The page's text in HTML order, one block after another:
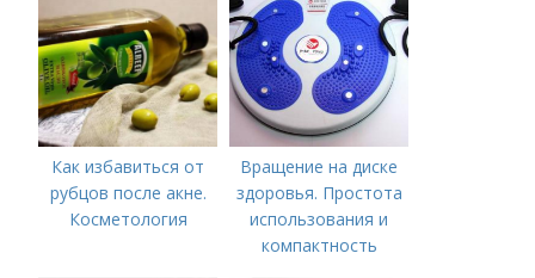
предпринять
следующие действия:
Как избавиться от
рубцов после акне.
Косметология
Вращение на диске
здоровья. Простота
использования и
компактность